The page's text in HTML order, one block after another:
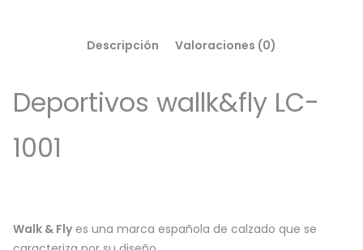
Descripción Valoraciones (0)
Deportivos wallk&fly LC-
1001
Walk & Fly es una marca española de calzado que se